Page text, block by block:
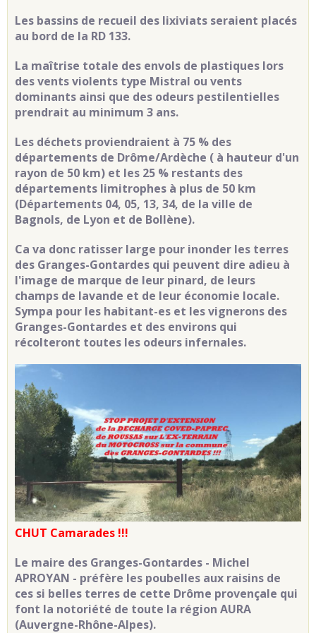
Les bassins de recueil des lixiviats seraient placés
au bord de la RD 133.
La maîtrise totale des envols de plastiques lors
des vents violents type Mistral ou vents
dominants ainsi que des odeurs pestilentielles
prendrait au minimum 3 ans.
Les déchets proviendraient à 75 % des
départements de Drôme/Ardèche ( à hauteur d'un
rayon de 50 km) et les 25 % restants des
départements limitrophes à plus de 50 km
(Départements 04, 05, 13, 34, de la ville de
Bagnols, de Lyon et de Bollène).
Ca va donc ratisser large pour inonder les terres
des Granges-Gontardes qui peuvent dire adieu à
l'image de marque de leur pinard, de leurs
champs de lavande et de leur économie locale.
Sympa pour les habitant-es et les vignerons des
Granges-Gontardes et des environs qui
récolteront toutes les odeurs infernales.
CHUT Camarades !!!
Le maire des Granges-Gontardes - Michel
APROYAN - préfère les poubelles aux raisins de
ces si belles terres de cette Drôme provençale qui
font la notoriété de toute la région AURA
(Auvergne-Rhône-Alpes).